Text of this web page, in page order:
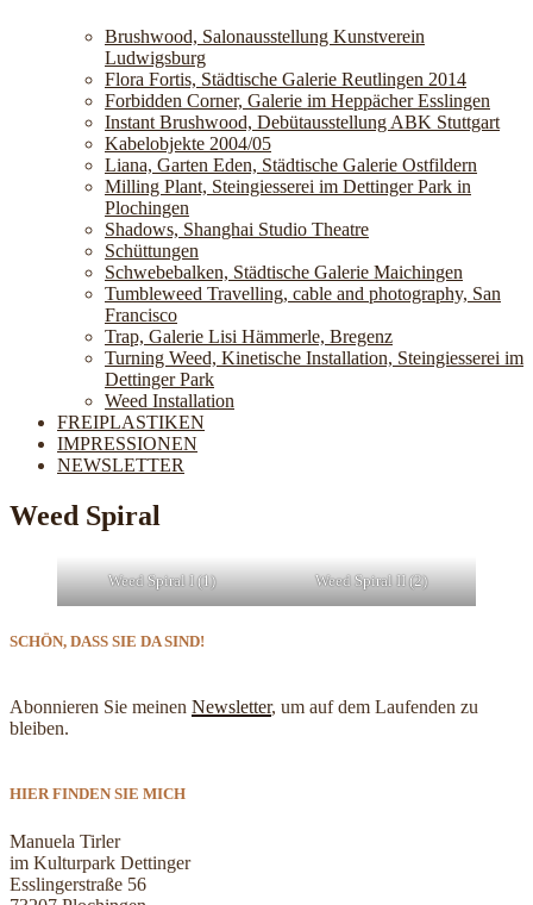
Brushwood, Salonausstellung Kunstverein
Ludwigsburg
Flora Fortis, Städtische Galerie Reutlingen 2014
Forbidden Corner, Galerie im Heppächer Esslingen
Instant Brushwood, Debütausstellung ABK Stuttgart
Kabelobjekte 2004/05
Liana, Garten Eden, Städtische Galerie Ostfildern
Milling Plant, Steingiesserei im Dettinger Park in
Plochingen
Shadows, Shanghai Studio Theatre
Schüttungen
Schwebebalken, Städtische Galerie Maichingen
Tumbleweed Travelling, cable and photography, San
Francisco
Trap, Galerie Lisi Hämmerle, Bregenz
Turning Weed, Kinetische Installation, Steingiesserei im
Dettinger Park
Weed Installation
FREIPLASTIKEN
IMPRESSIONEN
NEWSLETTER
Weed Spiral
Weed Spiral I (1) Weed Spiral II (2)
SCHÖN, DASS SIE DA SIND!
Abonnieren Sie meinen Newsletter, um auf dem Laufenden zu
bleiben.
HIER FINDEN SIE MICH
Manuela Tirler
im Kulturpark Dettinger
Esslingerstraße 56